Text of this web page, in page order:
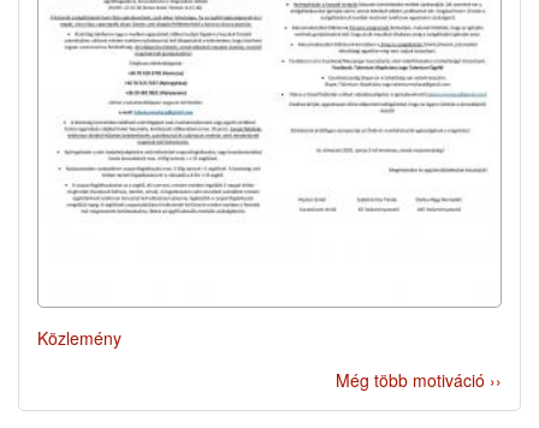
Közlemény
Még több motiváció ››